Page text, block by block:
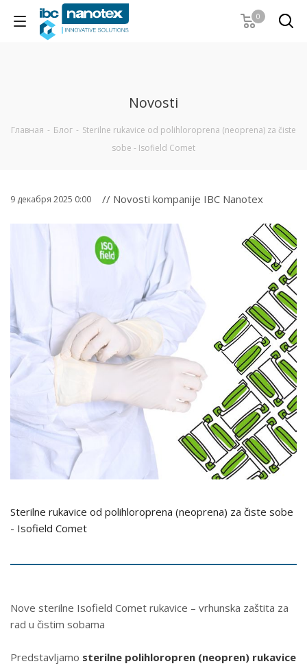
0
Novosti
Главная - Блог - Sterilne rukavice od polihloroprena (neoprena) za čiste
sobe - Isofield Comet
9 декабря 2025 0:00 // Novosti kompanije IBC Nanotex
Sterilne rukavice od polihloroprena (neoprena) za čiste sobe
- Isofield Comet
Nove sterilne Isofield Comet rukavice – vrhunska zaštita za
rad u čistim sobama
Predstavljamo sterilne polihloropren (neopren) rukavice